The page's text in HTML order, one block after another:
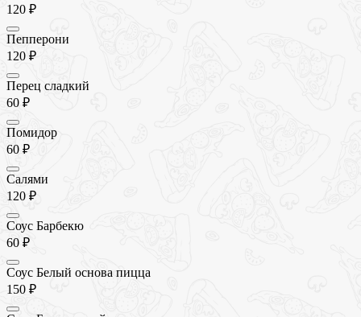
120 ₽
Пепперони
120 ₽
Перец сладкий
60 ₽
Помидор
60 ₽
Салями
120 ₽
Соус Барбекю
60 ₽
Соус Белый основа пицца
150 ₽